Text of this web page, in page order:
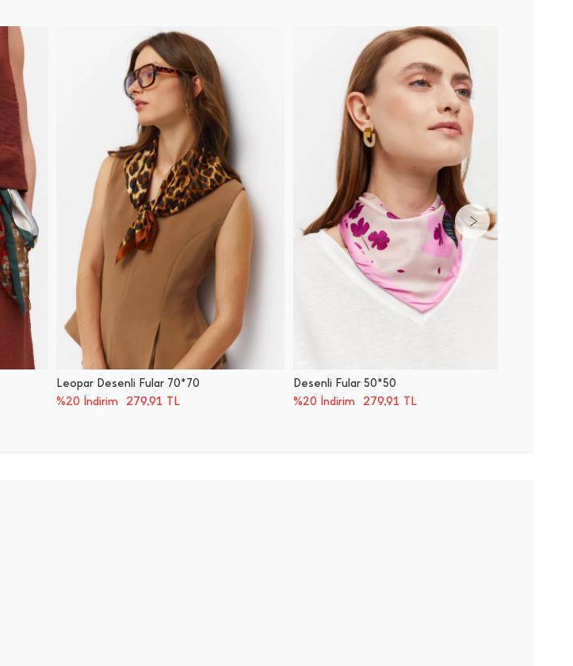
Leopar Desenli Fular 70*70
%20 İndirim
279,91 TL
Desenli Fular 50*50
%20 İndirim
279,91 TL